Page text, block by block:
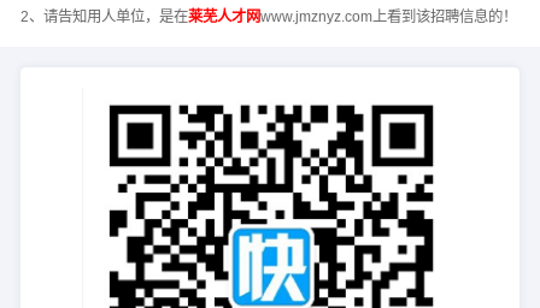
2、请告知用人单位，是在莱芜人才网www.jmznyz.com上看到该招聘信息的！